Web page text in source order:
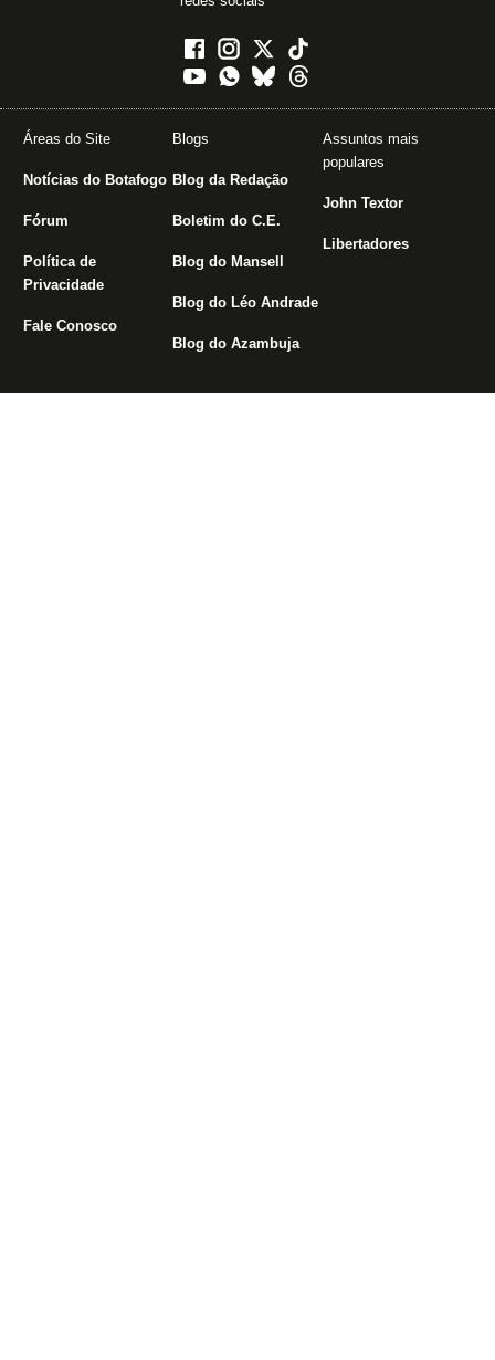
Áreas do Site
Notícias do Botafogo
Fórum
Política de
Privacidade
Fale Conosco
Blogs
Blog da Redação
Boletim do C.E.
Blog do Mansell
Blog do Léo Andrade
Blog do Azambuja
Assuntos mais
populares
John Textor
Libertadores